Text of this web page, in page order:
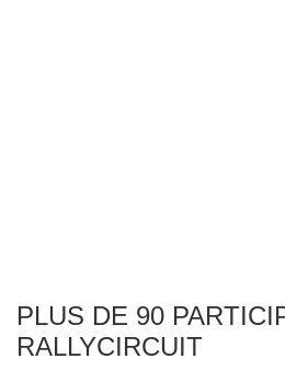
PLUS DE 90
RALLYCIRCUIT